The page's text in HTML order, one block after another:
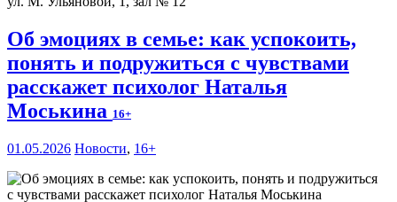
Об эмоциях в семье: как успокоить,
понять и подружиться с чувствами
расскажет психолог Наталья
Моськина 16+
01.05.2026 Новости, 16+